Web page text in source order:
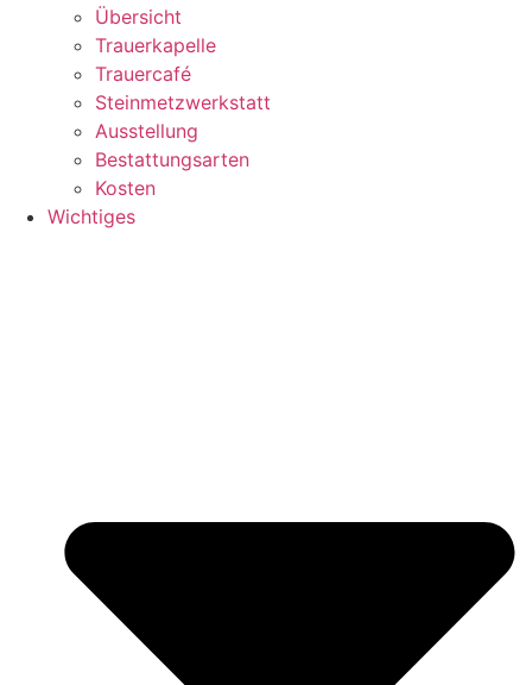
Übersicht
Trauerkapelle
Trauercafé
Steinmetzwerkstatt
Ausstellung
Bestattungsarten
Kosten
Wichtiges